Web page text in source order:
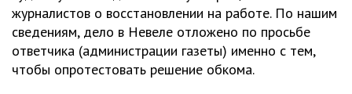
журналистов о восстановлении на работе. По нашим
сведениям, дело в Невеле отложено по просьбе
ответчика (администрации газеты) именно с тем,
чтобы опротестовать решение обкома.